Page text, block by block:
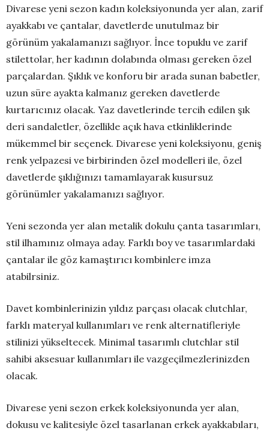
Divarese yeni sezon kadın koleksiyonunda yer alan, zarif
ayakkabı ve çantalar, davetlerde unutulmaz bir
görünüm yakalamanızı sağlıyor. İnce topuklu ve zarif
stilettolar, her kadının dolabında olması gereken özel
parçalardan. Şıklık ve konforu bir arada sunan babetler,
uzun süre ayakta kalmanız gereken davetlerde
kurtarıcınız olacak. Yaz davetlerinde tercih edilen şık
deri sandaletler, özellikle açık hava etkinliklerinde
mükemmel bir seçenek. Divarese yeni koleksiyonu, geniş
renk yelpazesi ve birbirinden özel modelleri ile, özel
davetlerde şıklığınızı tamamlayarak kusursuz
görünümler yakalamanızı sağlıyor.
Yeni sezonda yer alan metalik dokulu çanta tasarımları,
stil ilhamınız olmaya aday. Farklı boy ve tasarımlardaki
çantalar ile göz kamaştırıcı kombinlere imza
atabilrsiniz.
Davet kombinlerinizin yıldız parçası olacak clutchlar,
farklı materyal kullanımları ve renk alternatifleriyle
stilinizi yükseltecek. Minimal tasarımlı clutchlar stil
sahibi aksesuar kullanımları ile vazgeçilmezlerinizden
olacak.
Divarese yeni sezon erkek koleksiyonunda yer alan,
dokusu ve kalitesiyle özel tasarlanan erkek ayakkabıları,